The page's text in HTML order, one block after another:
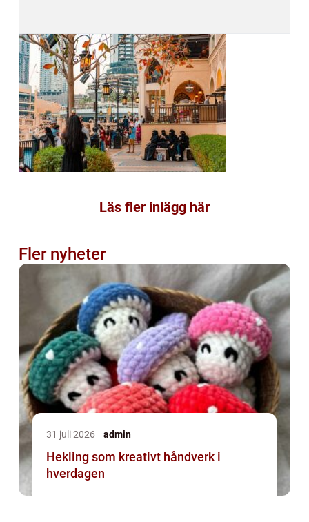
Läs fler inlägg här
Fler nyheter
31 juli 2026 admin
Hekling som kreativt håndverk i
hverdagen